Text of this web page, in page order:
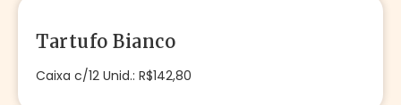
Tartufo Bianco
Caixa c/12 Unid.: R$142,80